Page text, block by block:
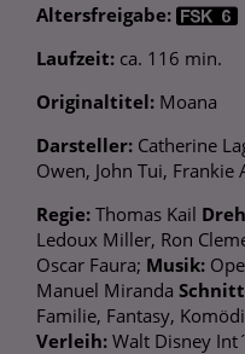
Altersfreigabe:
Laufzeit: ca. 116 min.
Originaltitel: Moana
Darsteller: Catherine
Owen, John Tui, Frankie
Regie: Thomas Kail
Ledoux Miller, Ron
Oscar Faura; Musik:
Manuel Miranda
Familie, Fantasy,
Verleih: Walt Disney